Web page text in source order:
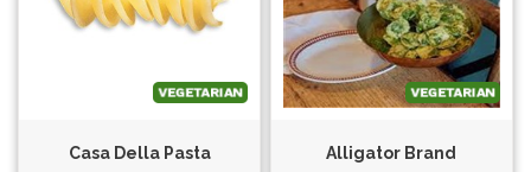
Casa Della Pasta Alligator Brand